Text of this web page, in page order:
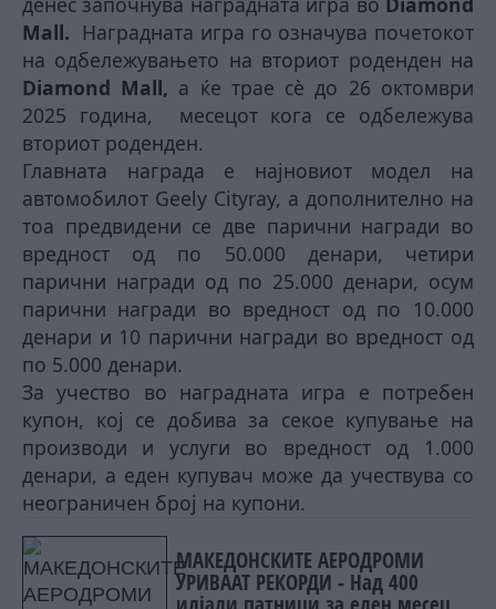
Mall. Наградната игра го означува почетокот
на одбележувањето на вториот роденден на
Diamond Mall, а ќе трае сѐ до 26 октомври
2025 година,
месецот кога се одбележува
вториот роденден.
Главната награда е најновиот модел на
автомобилот Geely Cityray, а дополнително на
тоа предвидени се две парични награди во
вредност од по 50.000 денари, четири
парични награди од по 25.000 денари, осум
парични награди во вредност од по 10.000
денари и 10 парични награди во вредност од
по 5.000 денари.
За учество во наградната игра е потребен
купон, кој се добива за секое купување на
производи и услуги во вредност од 1.000
денари, а еден купувач може да учествува со
неограничен број на купони.
МАКЕДОНСКИТЕ АЕРОДРОМИ
УРИВААТ РЕКОРДИ - Над 400